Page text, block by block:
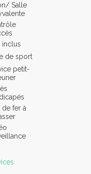
Salle
inclus
de sport
petit-
de fer à